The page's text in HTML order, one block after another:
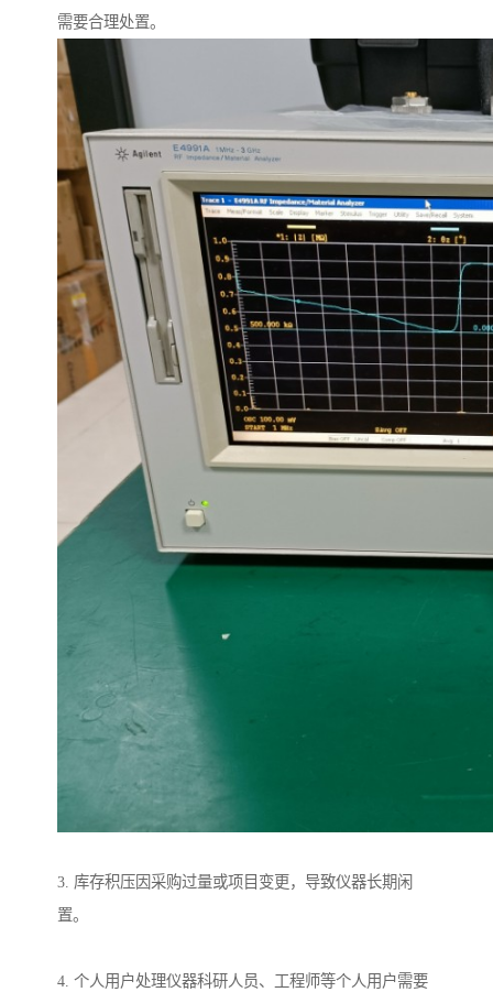
需要合理处置。
3. 库存积压因采购过量或项目变更，导致仪器长期闲
置。
4. 个人用户处理仪器科研人员、工程师等个人用户需要